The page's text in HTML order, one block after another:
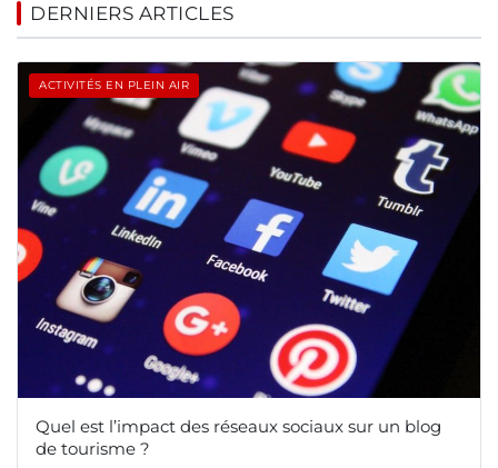
DERNIERS ARTICLES
ACTIVITÉS EN PLEIN AIR
Quel est l’impact des réseaux sociaux sur un blog
de tourisme ?